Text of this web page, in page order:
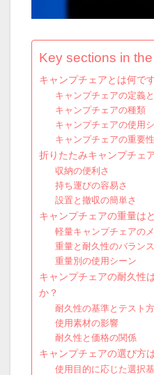
Key sections in
キャンプチェアとは何で
キャンプチェアの定義
キャンプチェアの種類
キャンプチェアの使用
キャンプチェアの重要性
折りたたみキャンプチェ
収納の便利さ
持ち運びの容易さ
設置と撤収の簡単さ
キャンプチェアの重量は
軽量キャンプチェアの
重量と耐久性のバランス
重量別の使用シーン
キャンプチェアの耐久性
か？
耐久性の基準とテスト
使用素材の影響
耐久性と価格の関係
キャンプチェアの選び方
使用目的に応じた選択